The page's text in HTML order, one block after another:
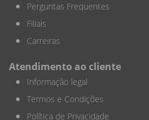
Perguntas Frequentes
Filiais
Carreiras
Atendimento ao cliente
Informação legal
Termos e Condições
Política de Privacidade